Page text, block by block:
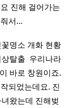
진해 걸어가는
서…
명소 개화 현황
탈출 ​ 우리나라
바로 창원이죠.
되었는데요. 진
왔는데 진해벚